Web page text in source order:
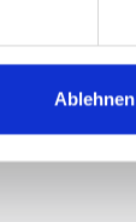
Ablehnen